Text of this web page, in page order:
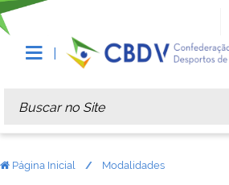
Busca
Busca Avançada…
Página Inicial Modalidades